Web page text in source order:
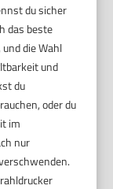
du sicher
das beste
die Wahl
und
du
oder du
im
nur